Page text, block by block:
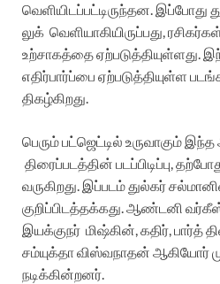
வெளியிடப்பட்டிருந்தன. இப்போது
லுக் வெளியாகியிருப்பது,
உற்சாகத்தை ஏற்படுத்தியுள்ளது.
எதிர்பார்ப்பை ஏற்படுத்தியுள்ள
திகழ்கிறது.
பெரும் பட்ஜெட்டில் உருவாகும் இந்த
திரைப்படத்தின் படப்பிடிப்பு,
வருகிறது. இப்படம் துல்கர்
குறிப்பிடத்தக்கது. ஆண்டனி
இயக்குநர் மிஷ்கின், கதிர், பார்த்
சம்யுக்தா விஸ்வநாதன் ஆகியோர்
நடிக்கின்றனர்.